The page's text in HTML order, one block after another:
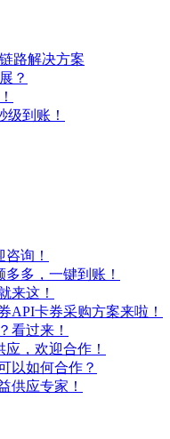
路解决方案
？
到账！
询！
多，一键到账！
来这！
API卡券采购方案来啦！
看过来！
，欢迎合作！
以如何合作？
供应专家！